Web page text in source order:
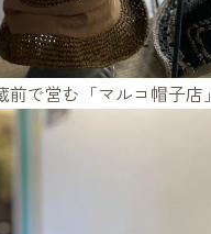
で営む「マルコ帽子店」